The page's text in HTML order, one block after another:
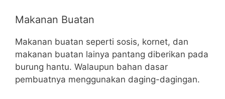
Makanan Buatan
Makanan buatan seperti sosis, kornet, dan
makanan buatan lainya pantang diberikan pada
burung hantu. Walaupun bahan dasar
pembuatnya menggunakan daging-dagingan.